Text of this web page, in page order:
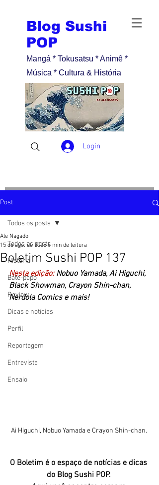
Blog Sushi
POP
Mangá * Tokusatsu * Animê *
Música * Cultura & História
Login
Post
Todos os posts
História
Bate-papo
Review
Dicas e notícias
Perfil
Reportagem
Entrevista
Ensaio
Todos os posts
Boletim Sushi POP 137
Ale Nagado
15 de ago. de 2025 5 min de leitura
Nesta edição: Nobuo Yamada, Ai Higuchi,
Black Showman, Crayon Shin-chan,
Nerdola Comics e mais!
Ai Higuchi, Nobuo Yamada e Crayon Shin-chan.
O Boletim é o espaço de notícias e dicas
do Blog Sushi POP.